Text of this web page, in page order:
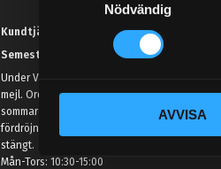
m
t
y
c
k
s
Nödvändig
AVVISA
Kundtjänst telefon:
Semestertider.
Under V.27 - V.33 nås vi enbart på
mejl. Ordrar skickas under
sommaren men med viss
fördröjning. 2/7 -9/7 är det helt
stängt.
Mån-Tors: 10:30-15:00